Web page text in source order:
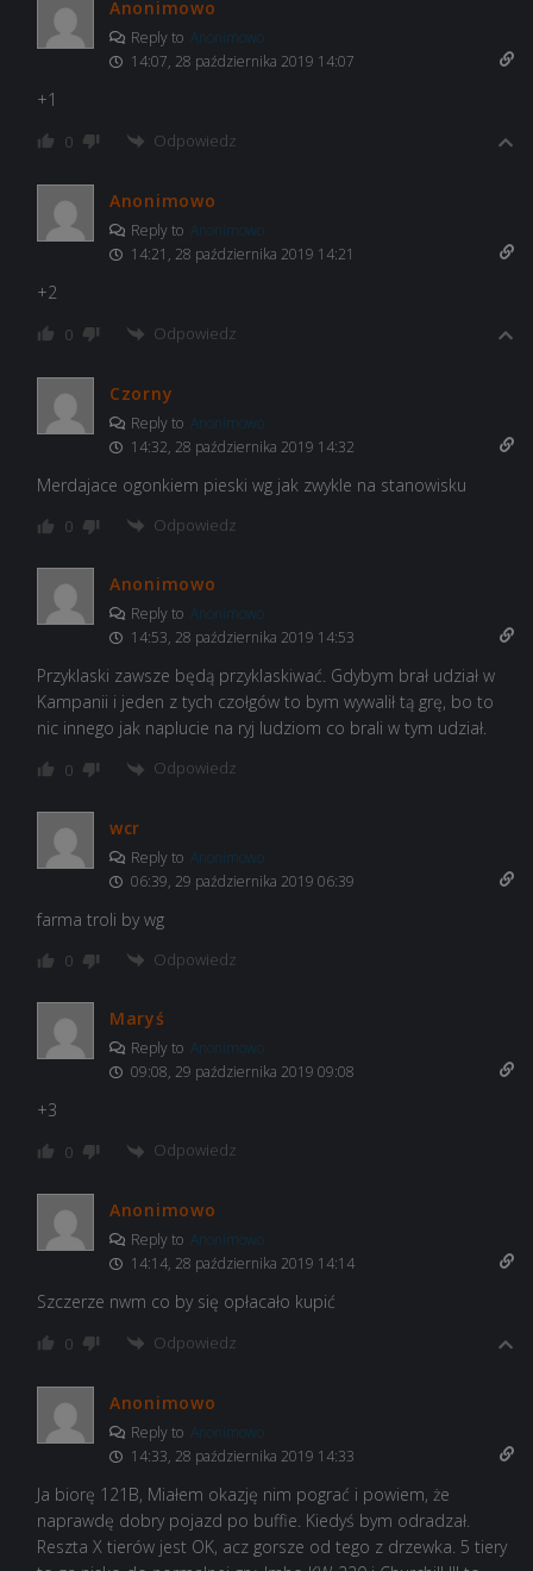
Anonimowo
Reply to Anonimowo
14:07, 28 października 2019 14:07
+1
0 Odpowiedz
Anonimowo
Reply to Anonimowo
14:21, 28 października 2019 14:21
+2
0 Odpowiedz
Czorny
Reply to Anonimowo
14:32, 28 października 2019 14:32
Merdajace ogonkiem pieski wg jak zwykle na stanowisku
0 Odpowiedz
Anonimowo
Reply to Anonimowo
14:53, 28 października 2019 14:53
Przyklaski zawsze będą przyklaskiwać. Gdybym brał udział w
Kampanii i jeden z tych czołgów to bym wywalił tą grę, bo to
nic innego jak naplucie na ryj ludziom co brali w tym udział.
0 Odpowiedz
wcr
Reply to Anonimowo
06:39, 29 października 2019 06:39
farma troli by wg
0 Odpowiedz
Maryś
Reply to Anonimowo
09:08, 29 października 2019 09:08
+3
0 Odpowiedz
Anonimowo
Reply to Anonimowo
14:14, 28 października 2019 14:14
Szczerze nwm co by się opłacało kupić
0 Odpowiedz
Anonimowo
Reply to Anonimowo
14:33, 28 października 2019 14:33
Ja biorę 121B, Miałem okazję nim pograć i powiem, że
naprawdę dobry pojazd po buffie. Kiedyś bym odradzał.
Reszta X tierów jest OK, acz gorsze od tego z drzewka. 5 tiery